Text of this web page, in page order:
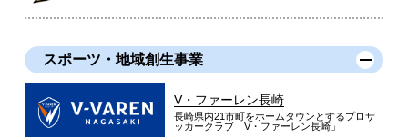
スポーツ・地域創生事業
V・ファーレン長崎
長崎県内21市町をホームタウンとするプロサ
ッカークラブ「V・ファーレン長崎」